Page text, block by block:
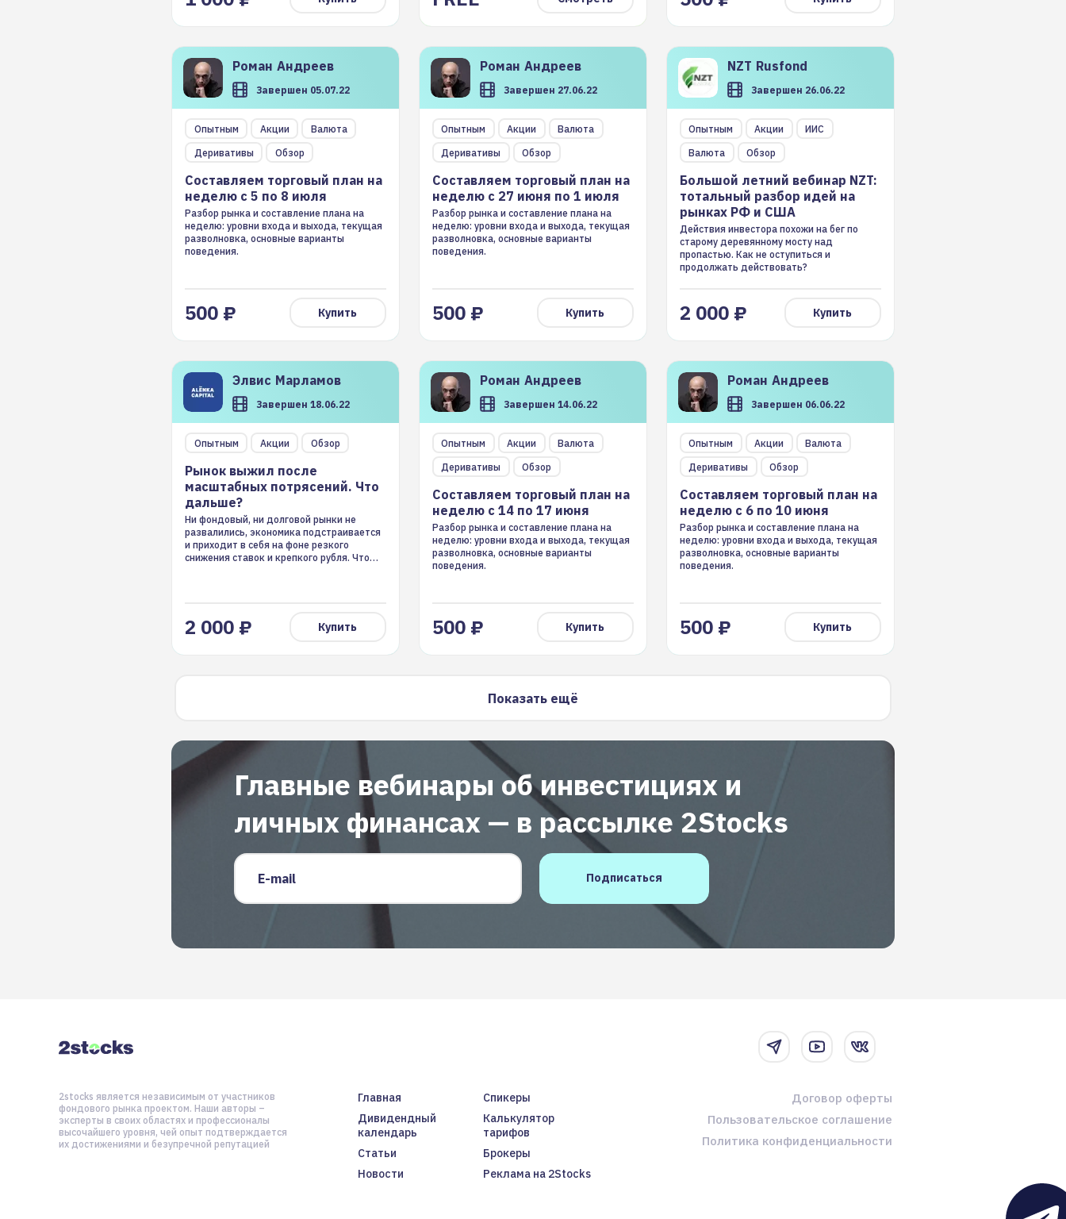
Роман Андреев
Завершен 05.07.22
Опытным Акции
Валюта
Деривативы
Обзор
Составляем торговый план на
неделю с 5 по 8 июля
Разбор рынка и составление плана на
неделю: уровни входа и выхода, текущая
разволновка, основные варианты
поведения.
Составляем торговый план на
500 ₽ Купить
Роман Андреев
Завершен 27.06.22
Опытным Акции
Валюта
Деривативы
Обзор
Составляем торговый план на
неделю с 27 июня по 1 июля
Разбор рынка и составление плана на
неделю: уровни входа и выхода, текущая
разволновка, основные варианты
поведения.
Составляем торговый план на
500 ₽ Купить
NZT Rusfond
Завершен 26.06.22
Опытным Акции
ИИС
Валюта
Обзор
Большой летний вебинар NZT:
тотальный разбор идей на
рынках РФ и США
Действия инвестора похожи на бег по
старому деревянному мосту над
пропастью. Как не оступиться и
продолжать действовать?
Большой летний вебинар NZT:
рынках РФ и США
2 000 ₽ Купить
Элвис Марламов
Завершен 18.06.22
Опытным Акции Обзор
Рынок выжил после
масштабных потрясений. Что
дальше?
Ни фондовый, ни долговой рынки не
развалились, экономика подстраивается
и приходит в себя на фоне резкого
снижения ставок и крепкого рубля. Что
Рынок выжил после
дальше?
2 000 ₽ Купить
Роман Андреев
Завершен 14.06.22
Опытным Акции
Валюта
Деривативы
Обзор
Составляем торговый план на
неделю с 14 по 17 июня
Разбор рынка и составление плана на
неделю: уровни входа и выхода, текущая
разволновка, основные варианты
поведения.
Составляем торговый план на
500 ₽ Купить
Роман Андреев
Завершен 06.06.22
Опытным Акции
Валюта
Деривативы
Обзор
Составляем торговый план на
неделю с 6 по 10 июня
Разбор рынка и составление плана на
неделю: уровни входа и выхода, текущая
разволновка, основные варианты
поведения.
Составляем торговый план на
500 ₽ Купить
Показать ещё
Главные вебинары об инвестициях и
личных финансах — в рассылке 2Stocks
Email
Главная
Спикеры
Дивидендный
календарь
Калькулятор
тарифов
Статьи
Брокеры
Новости
Реклама на 2Stocks
2stocks является независимым от участников
фондового рынка проектом. Наши авторы –
эксперты в своих областях и профессионалы
высочайшего уровня, чей опыт подтверждается
их достижениями и безупречной репутацией
Договор оферты
Пользовательское соглашение
Политика конфиденциальности